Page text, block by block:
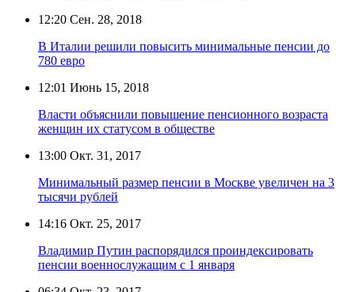
12:20 Сен. 28, 2018
В Италии решили повысить минимальные пенсии до
780 евро
12:01 Июнь 15, 2018
Власти объяснили повышение пенсионного возраста
женщин их статусом в обществе
13:00 Окт. 31, 2017
Минимальный размер пенсии в Москве увеличен на 3
тысячи рублей
14:16 Окт. 25, 2017
Владимир Путин распорядился проиндексировать
пенсии военнослужащим с 1 января